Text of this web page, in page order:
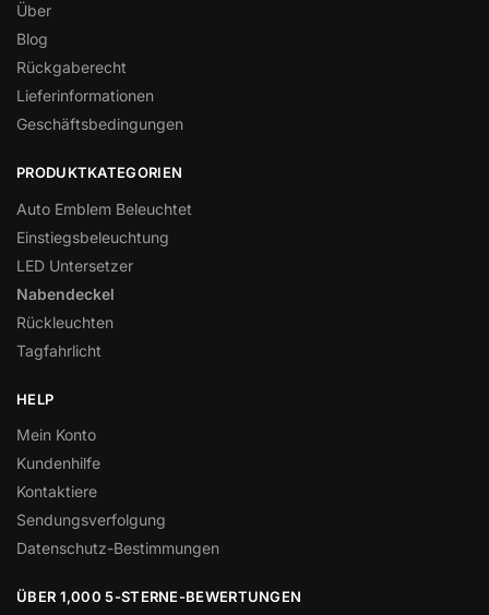
Über
Blog
Rückgaberecht
Lieferinformationen
Geschäftsbedingungen
PRODUKTKATEGORIEN
Auto Emblem Beleuchtet
Einstiegsbeleuchtung
LED Untersetzer
Nabendeckel
Rückleuchten
Tagfahrlicht
HELP
Mein Konto
Kundenhilfe
Kontaktiere
Sendungsverfolgung
Datenschutz-Bestimmungen
ÜBER 1,000 5-STERNE-BEWERTUNGEN